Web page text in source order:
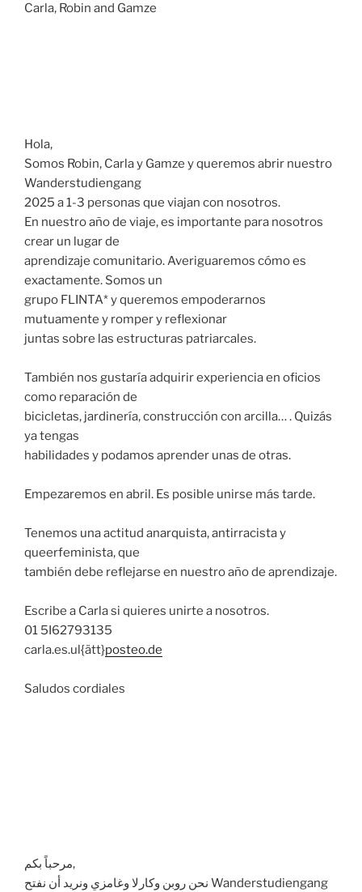
Carla, Robin and Gamze
Hola,
Somos Robin, Carla y Gamze y queremos abrir nuestro
Wanderstudiengang
2025 a 1-3 personas que viajan con nosotros.
En nuestro año de viaje, es importante para nosotros
crear un lugar de
aprendizaje comunitario. Averiguaremos cómo es
exactamente. Somos un
grupo FLINTA* y queremos empoderarnos
mutuamente y romper y reflexionar
juntas sobre las estructuras patriarcales.
También nos gustaría adquirir experiencia en oficios
como reparación de
bicicletas, jardinería, construcción con arcilla… . Quizás
ya tengas
habilidades y podamos aprender unas de otras.
Empezaremos en abril. Es posible unirse más tarde.
Tenemos una actitud anarquista, antirracista y
queerfeminista, que
también debe reflejarse en nuestro año de aprendizaje.
Escribe a Carla si quieres unirte a nosotros.
01 5I62793135
carla.es.ul{ätt}posteo.de
Saludos cordiales
مرحباً بكم,
نحن روبن وكارلا وغامزي ونريد أن نفتح Wanderstudiengang